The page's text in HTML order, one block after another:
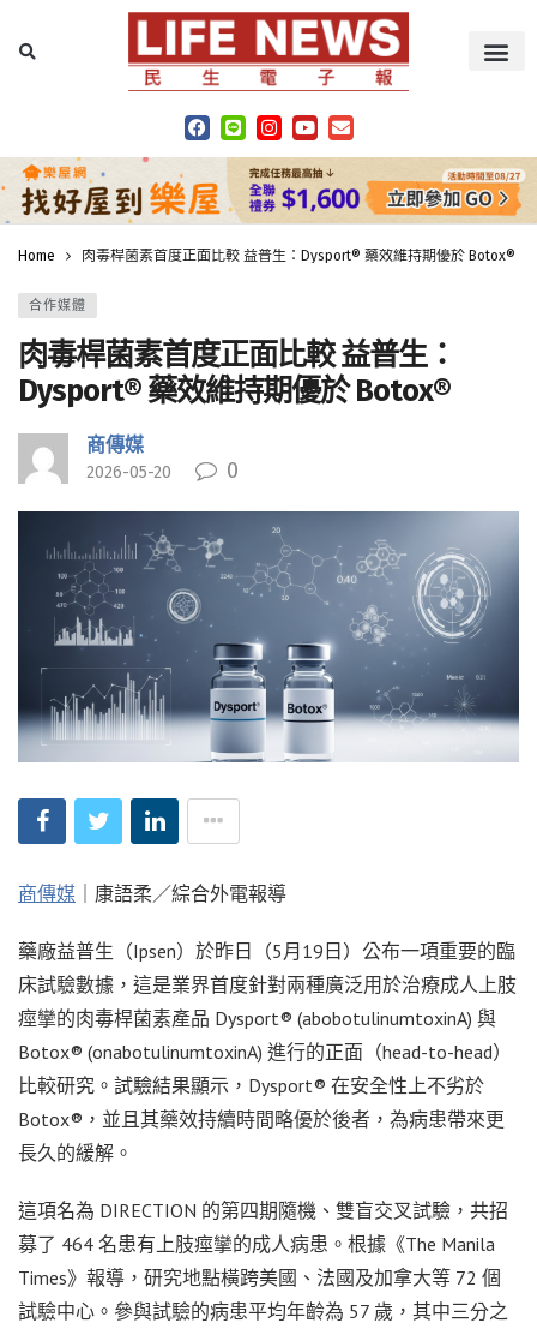
Home 肉毒桿菌素首度正面比較 益普生：Dysport® 藥效維持期優於 Botox®
合作媒體
肉毒桿菌素首度正面比較 益普生：
Dysport® 藥效維持期優於 Botox®
商傳媒
2026-05-20 0
商傳媒 ｜康語柔／綜合外電報導
藥廠益普生（Ipsen）於昨日（5月19日）公布一項重要的臨
床試驗數據，這是業界首度針對兩種廣泛用於治療成人上肢
痙攣的肉毒桿菌素產品 Dysport® (abobotulinumtoxinA) 與
Botox® (onabotulinumtoxinA) 進行的正面（head-to-head）
比較研究。試驗結果顯示，Dysport® 在安全性上不劣於
Botox®，並且其藥效持續時間略優於後者，為病患帶來更
長久的緩解。
這項名為 DIRECTION 的第四期隨機、雙盲交叉試驗，共招
募了 464 名患有上肢痙攣的成人病患。根據《The Manila
Times》報導，研究地點橫跨美國、法國及加拿大等 72 個
試驗中心。參與試驗的病患平均年齡為 57 歲，其中三分之